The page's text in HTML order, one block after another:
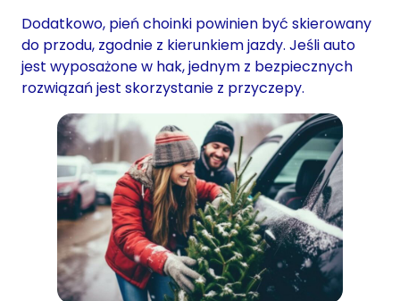
Dodatkowo, pień choinki powinien być skierowany
do przodu, zgodnie z kierunkiem jazdy. Jeśli auto
jest wyposażone w hak, jednym z bezpiecznych
rozwiązań jest skorzystanie z przyczepy.